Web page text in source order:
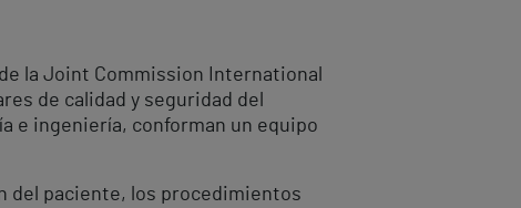
la Joint Commission International
de calidad y seguridad del
e ingeniería, conforman un equipo
del paciente, los procedimientos